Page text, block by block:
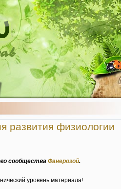
развития физиологии
сообщества Фанерозой.
уровень материала!